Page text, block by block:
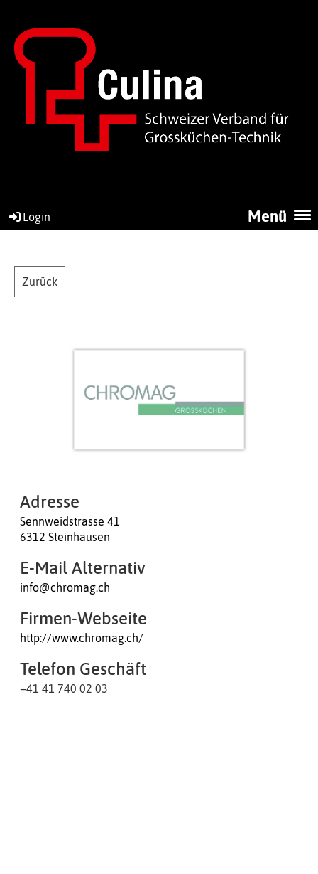
Menü
Login
Zurück
Adresse
Sennweidstrasse 41
6312 Steinhausen
E-Mail Alternativ
info@chromag.ch
Firmen-Webseite
http://www.chromag.ch/
Telefon Geschäft
+41 41 740 02 03